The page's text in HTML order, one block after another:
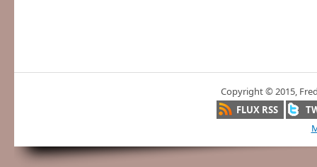
Copyright © 2015, Fred
FLUX RSS